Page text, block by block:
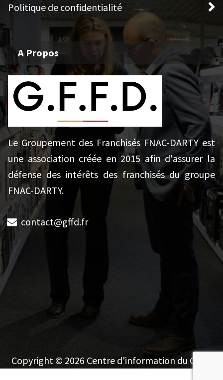
Politique de confidentialité
A Propos
Le Groupement des Franchisés FNAC-DARTY est
une association créée en 2015 afin d'assurer la
défense des intérêts des franchisés du groupe
FNAC-DARTY.
contact@gffd.fr
Copyright © 2026 Centre d'information du GFFD